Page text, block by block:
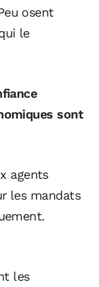
osent
le
sont
agents
les mandats
les